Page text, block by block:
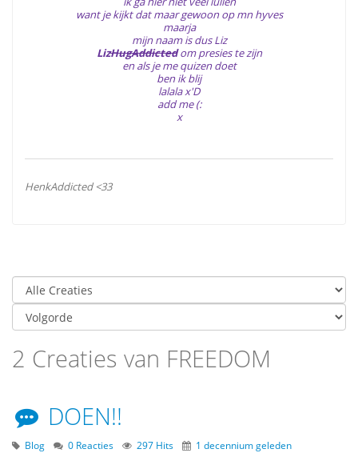
want je kijkt dat maar gewoon op mn hyves
maarja
mijn naam is dus Liz
LizHugAddictedom presies te zijn
en als je me quizen doet
ben ik blij
lalala x'D
add me (:
x
HenkAddicted <33
2 Creaties van FREEDOM
DOEN!!
Blog 0 Reacties 297 Hits 1 decennium geleden